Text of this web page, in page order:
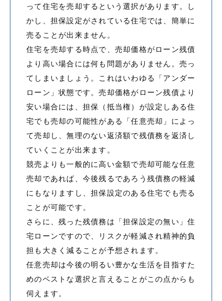
って住宅を売却するという選択があります。し
かし、担保設定がされている住宅では、簡単に
売ることが出来ません。
住宅を売却する時点で、売却価格がローン残債
より高い場合には何も問題がありません。売っ
てしまいましょう。これはいわゆる「アンダー
ローン」状態です。売却価格がローン残債より
安い場合には、担保（抵当権）が設定しある住
宅でも売却の可能性がある「任意売却」によっ
て売却し、無理のない返済額で残債務を返済し
ていくことが出来ます。
競売よりも一般的に高い金額で売却可能な任意
売却であれば、今後残るであろう残債務の軽減
にもなりますし、担保設定のある住宅でも売る
ことが可能です。
さらに、残った残債務は「担保設定の無い」住
宅ローンですので、リスクが軽減され精神的負
担も大きく減ることが予想されます。
任意売却は今後の明るい豊かな生活を目指すた
めのベストな選択と言えることがこの点からも
伺えます。